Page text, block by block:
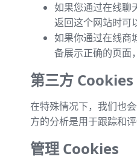
如果您通过在线聊
返回这个网站时可
如果你通过在线商
备展示正确的页面
第三方 Cookies
在特殊情况下，我们也
方的分析是用于跟踪和
管理 Cookies